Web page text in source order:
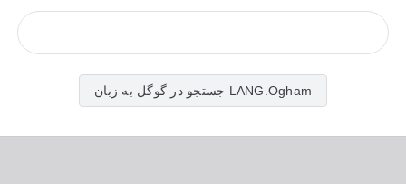
جستجو در گوگل به زبان LANG.Ogham